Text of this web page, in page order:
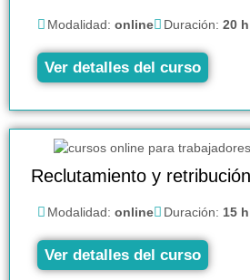
Modalidad: online Duración: 20 h
Ver detalles del curso
Reclutamiento y
Modalidad: online Duración: 15 h
Ver detalles del curso